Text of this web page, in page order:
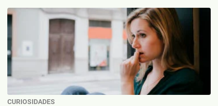
CURIOSIDADES